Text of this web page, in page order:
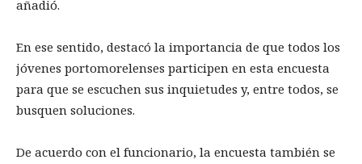
añadió.
En ese sentido, destacó la importancia de que todos los
jóvenes portomorelenses participen en esta encuesta
para que se escuchen sus inquietudes y, entre todos, se
busquen soluciones.
De acuerdo con el funcionario, la encuesta también se